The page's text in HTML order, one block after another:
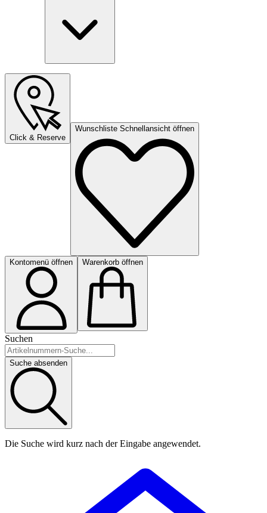
Click & Reserve
Wunschliste Schnellansicht öffnen
Kontomenü öffnen Warenkorb öffnen
Suchen
Suche absenden
Die Suche wird kurz nach der Eingabe angewendet.